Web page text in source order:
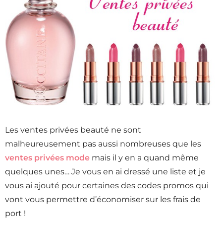
Les ventes privées beauté ne sont
malheureusement pas aussi nombreuses que les
ventes privées mode mais il y en a quand même
quelques unes… Je vous en ai dressé une liste et je
vous ai ajouté pour certaines des codes promos qui
vont vous permettre d’économiser sur les frais de
port !